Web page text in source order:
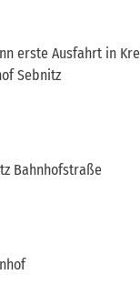
erste Ausfahrt in
Sebnitz
Bahnhofstraße